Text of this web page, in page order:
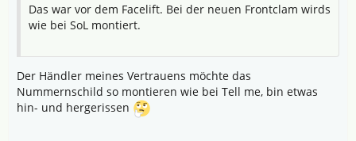
Das war vor dem Facelift. Bei der neuen Frontclam wirds
wie bei SoL montiert.
Der Händler meines Vertrauens möchte das
Nummernschild so montieren wie bei Tell me, bin etwas
hin- und hergerissen